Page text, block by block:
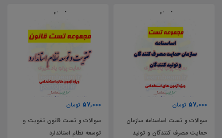
57,000 تومان
سوالات و تست قانون تقویت و
توسعه نظام استاندارد
86,000 تومان
سوالات و تست کلیات روش
تحقیق و تحلیل محتوا